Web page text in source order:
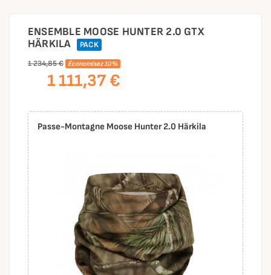
ENSEMBLE MOOSE HUNTER 2.0 GTX
HÄRKILA
PACK
1 234,85 €
Économisez 10%
1 111,37 €
Passe-Montagne Moose Hunter 2.0 Härkila